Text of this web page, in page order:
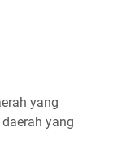
yang
yang